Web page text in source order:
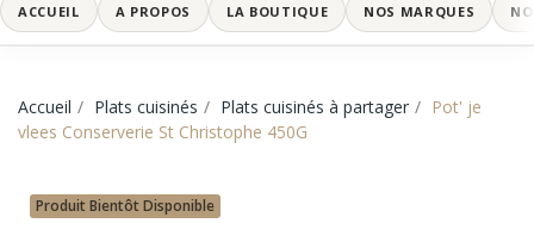
ACCUEIL A PROPOS LA BOUTIQUE NOS MARQUES
Accueil Plats cuisinés Plats cuisinés à partager
Pot' je
vlees Conserverie St Christophe 450G
Produit Bientôt Disponible